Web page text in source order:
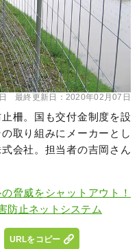
最終更新日： 2020年02月07日
柵。国も交付金制度を設
取り組みにメーカーとし
会社。担当者の吉岡さん
脅威をシャットアウト！
防止ネットシステム
URLをコピー